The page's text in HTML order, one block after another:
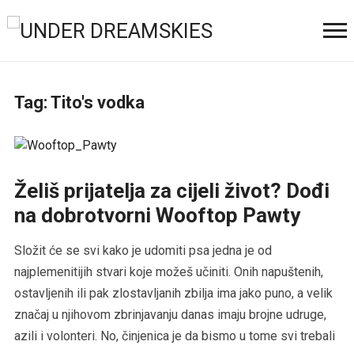
Tag: Tito's vodka
Želiš prijatelja za cijeli život? Dođi
na dobrotvorni Wooftop Pawty
Složit će se svi kako je udomiti psa jedna je od
najplemenitijih stvari koje možeš učiniti. Onih napuštenih,
ostavljenih ili pak zlostavljanih zbilja ima jako puno, a velik
značaj u njihovom zbrinjavanju danas imaju brojne udruge,
azili i volonteri. No, činjenica je da bismo u tome svi trebali